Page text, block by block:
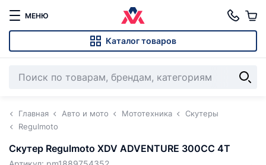
МЕНЮ
Каталог товаров
Главная Авто и мото Мототехника
Скутеры
Regulmoto
Скутер Regulmoto XDV ADVENTURE 300CC 4T